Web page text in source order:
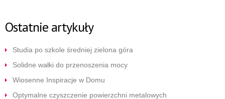
Ostatnie artykuły
Studia po szkole średniej zielona góra
Solidne wałki do przenoszenia mocy
Wiosenne Inspiracje w Domu
Optymalne czyszczenie powierzchni metalowych